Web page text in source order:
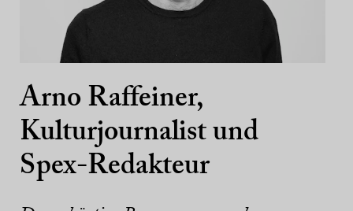
Arno Raffeiner,
Kulturjournalist und
Spex-Redakteur